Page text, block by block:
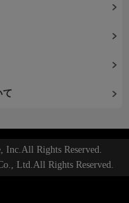
て
Inc.All Rights Reserved.
Ltd.All Rights Reserved.